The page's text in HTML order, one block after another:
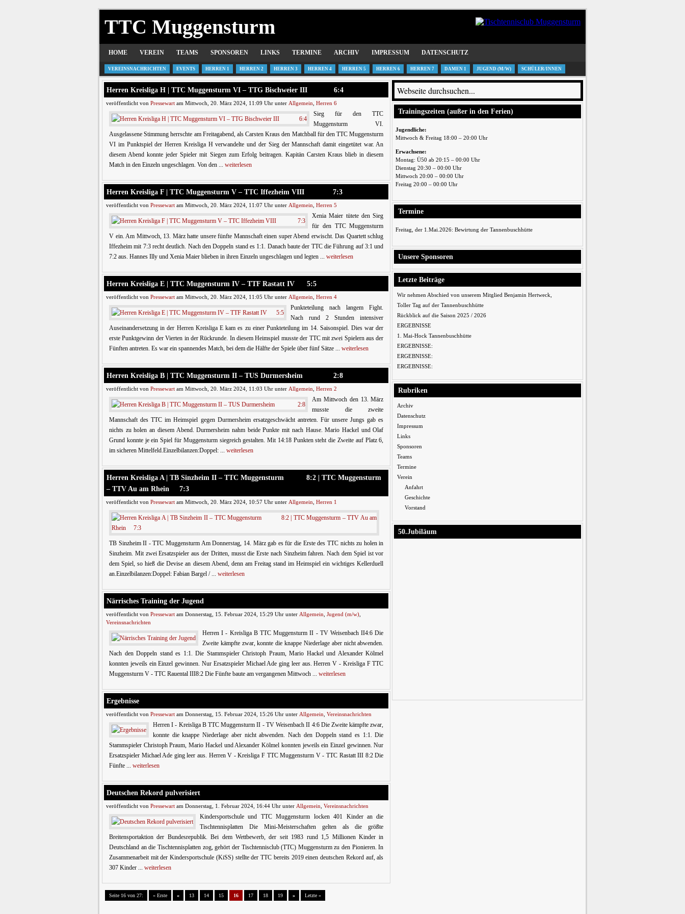
TTC Muggensturm
HOME VEREIN TEAMS SPONSOREN LINKS TERMINE ARCHIV IMPRESSUM DATENSCHUTZ
VEREINSNACHRICHTEN EVENTS HERREN 1 HERREN 2 HERREN 3 HERREN 4 HERREN 5 HERREN 6 HERREN 7 DAMEN 1 JUGEND (M/W) SCHÜLER/INNEN
Herren Kreisliga H | TTC Muggensturm VI – TTG Bischweier III 6:4
veröffentlicht von Pressewart am Mittwoch, 20. März 2024, 11:09 Uhr unter Allgemein Herren 6
Sieg für den TTC
Muggensturm VI.
Ausgelassene Stimmung herrschte am Freitagabend, als Carsten Kraus den Matchball für den TTC Muggensturm
VI im Punktspiel der Herren Kreisliga H verwandelte und der Sieg der Mannschaft damit eingetütet war. An
diesem Abend konnte jeder Spieler mit Siegen zum Erfolg beitragen. Kapitän Carsten Kraus blieb in diesem
Match in den Einzeln ungeschlagen. Von den ... weiterlesen
Herren Kreisliga F | TTC Muggensturm V – TTC Iffezheim VIII 7:3
veröffentlicht von Pressewart am Mittwoch, 20. März 2024, 11:07 Uhr unter Allgemein Herren 5
Xenia Maier tütete den Sieg
für den TTC Muggensturm
V ein. Am Mittwoch, 13. März hatte unsere fünfte Mannschaft einen super Abend erwischt. Das Quartett schlug
Iffezheim mit 7:3 recht deutlich. Nach den Doppeln stand es 1:1. Danach baute der TTC die Führung auf 3:1 und
7:2 aus. Hannes Illy und Xenia Maier blieben in ihren Einzeln ungeschlagen und legten ... weiterlesen
Herren Kreisliga E | TTC Muggensturm IV – TTF Rastatt IV 5:5
veröffentlicht von Pressewart am Mittwoch, 20. März 2024, 11:05 Uhr unter Allgemein Herren 4
Punkteteilung nach langem Fight.
Nach rund 2 Stunden intensiver
Auseinandersetzung in der Herren Kreisliga E kam es zu einer Punkteteilung im 14. Saisonspiel. Dies war der
erste Punktgewinn der Vierten in der Rückrunde. In diesem Heimspiel musste der TTC mit zwei Spielern aus der
Fünften antreten. Es war ein spannendes Match, bei dem die Hälfte der Spiele über fünf Sätze ... weiterlesen
Herren Kreisliga B | TTC Muggensturm II – TUS Durmersheim 2:8
veröffentlicht von Pressewart am Mittwoch, 20. März 2024, 11:03 Uhr unter Allgemein Herren 2
Am Mittwoch den 13. März
musste die zweite
Mannschaft des TTC im Heimspiel gegen Durmersheim ersatzgeschwächt antreten. Für unsere Jungs gab es
nichts zu holen an diesem Abend. Durmersheim nahm beide Punkte mit nach Hause. Mario Hackel und Olaf
Grund konnte je ein Spiel für Muggensturm siegreich gestalten. Mit 14:18 Punkten steht die Zweite auf Platz 6,
im sicheren Mittelfeld.Einzelbilanzen:Doppel: ... weiterlesen
Herren Kreisliga A | TB Sinzheim II – TTC Muggensturm 8:2 | TTC Muggensturm
– TTV Au am Rhein 7:3
veröffentlicht von Pressewart am Mittwoch, 20. März 2024, 10:57 Uhr unter Allgemein Herren 1
TB Sinzheim II - TTC Muggensturm Am Donnerstag, 14. März gab es für die Erste des TTC nichts zu holen in
Sinzheim. Mit zwei Ersatzspieler aus der Dritten, musst die Erste nach Sinzheim fahren. Nach dem Spiel ist vor
dem Spiel, so hieß die Devise an diesem Abend, denn am Freitag stand im Heimspiel ein wichtiges Kellerduell
an.Einzelbilanzen:Doppel: Fabian Bargel / ... weiterlesen
Närrisches Training der Jugend
veröffentlicht von Pressewart am Donnerstag, 15. Februar 2024, 15:29 Uhr unter Allgemein Jugend (m/w)
Vereinsnachrichten
Herren I - Kreisliga B TTC Muggensturm II - TV Weisenbach II4:6 Die
Zweite kämpfte zwar, konnte die knappe Niederlage aber nicht abwenden.
Nach den Doppeln stand es 1:1. Die Stammspieler Christoph Praum, Mario Hackel und Alexander Kölmel
konnten jeweils ein Einzel gewinnen. Nur Ersatzspieler Michael Ade ging leer aus. Herren V - Kreisliga F TTC
Muggensturm V - TTC Rauental III8:2 Die Fünfte baute am vergangenen Mittwoch ... weiterlesen
Ergebnisse
veröffentlicht von Pressewart am Donnerstag, 15. Februar 2024, 15:26 Uhr unter Allgemein Vereinsnachrichten
Herren I - Kreisliga B TTC Muggensturm II - TV Weisenbach II 4:6 Die Zweite kämpfte zwar,
konnte die knappe Niederlage aber nicht abwenden. Nach den Doppeln stand es 1:1. Die
Stammspieler Christoph Praum, Mario Hackel und Alexander Kölmel konnten jeweils ein Einzel gewinnen. Nur
Ersatzspieler Michael Ade ging leer aus. Herren V - Kreisliga F TTC Muggensturm V - TTC Rastatt III 8:2 Die
Fünfte ... weiterlesen
Deutschen Rekord pulverisiert
veröffentlicht von Pressewart am Donnerstag, 1. Februar 2024, 16:44 Uhr unter Allgemein Vereinsnachrichten
Kindersportschule und TTC Muggensturm locken 401 Kinder an die
Tischtennisplatten Die Mini-Meisterschaften gelten als die größte
Breitensportaktion der Bundesrepublik. Bei dem Wettbewerb, der seit 1983 rund 1,5 Millionen Kinder in
Deutschland an die Tischtennisplatten zog, gehört der Tischtennisclub (TTC) Muggensturm zu den Pionieren. In
Zusammenarbeit mit der Kindersportschule (KiSS) stellte der TTC bereits 2019 einen deutschen Rekord auf, als
307 Kinder ... weiterlesen
Seite 16 von 27: « Erste « 13 14 15 16 17 18 19 » Letzte »
Trainingszeiten (außer in den Ferien)
Jugendliche:
Mittwoch & Freitag 18:00 – 20:00 Uhr
Erwachsene:
Montag: Ü50 ab 20:15 – 00:00 Uhr
Dienstag 20:30 – 00:00 Uhr
Mittwoch 20:00 – 00:00 Uhr
Freitag 20:00 – 00:00 Uhr
Termine
Freitag, der 1.Mai.2026: Bewirtung der Tannenbuschhütte
Unsere Sponsoren
Letzte Beiträge
Wir nehmen Abschied von unserem Mitglied Benjamin Hertweck,
Toller Tag auf der Tannenbuschhütte
Rückblick auf die Saison 2025 / 2026
ERGEBNISSE
1. Mai-Hock Tannenbuschhütte
ERGEBNISSE:
ERGEBNISSE:
ERGEBNISSE:
Rubriken
Archiv
Datenschutz
Impressum
Links
Sponsoren
Teams
Termine
Verein
Anfahrt
Geschichte
Vorstand
50.Jubiläum